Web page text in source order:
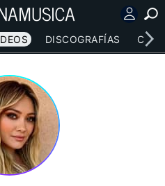
DISCOGRAFÍAS